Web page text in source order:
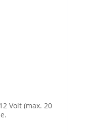
Volt (max. 20